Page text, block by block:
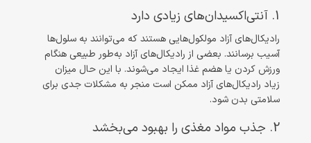
1. آنتی‌اکسیدان‌های زیادی دارد
رادیکال‌های آزاد مولکول‌هایی هستند که می‌توانند به سلول‌ها
آسیب برسانند. بعضی از رادیکال‌های آزاد به‌طور طبیعی هنگام
ورزش کردن یا هضم غذا ایجاد می‌شوند. با این حال میزان
زیاد رادیکال‌های آزاد ممکن است منجر به مشکلات جدی برای
سلامتی بدن شود.
2. جذب مواد مغذی را بهبود می‌بخشد